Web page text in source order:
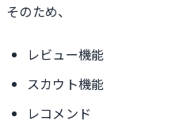
そのため、
レビュー機能
スカウト機能
レコメンド